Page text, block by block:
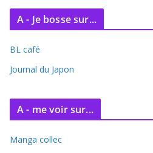
A - Je bosse sur...
BL café
Journal du Japon
A - me voir sur...
Manga collec